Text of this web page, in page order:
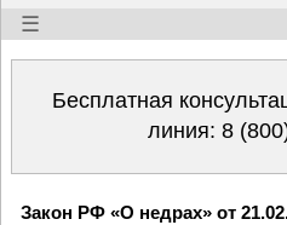
☰
Бесплатная
линия: 8
Закон РФ «О недрах» от